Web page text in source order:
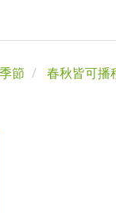
節 春秋皆可播